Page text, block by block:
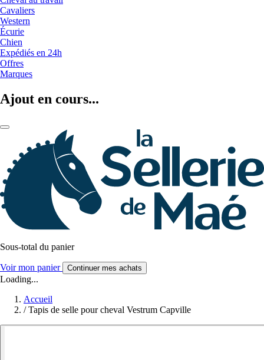
Cavaliers
Western
Écurie
Chien
Expédiés en 24h
Offres
Marques
Ajout en cours...
Sous-total du panier
Voir mon panier Continuer mes achats
Loading...
Accueil
/ Tapis de selle pour cheval Vestrum Capville